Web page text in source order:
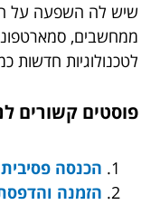
שיש לה השפעה על
ממחשבים,
לטכנולוגיות חדשות
פוסטים קשורים
הכנסה
הזמנה